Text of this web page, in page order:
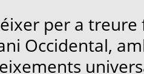
per a
Occidental,